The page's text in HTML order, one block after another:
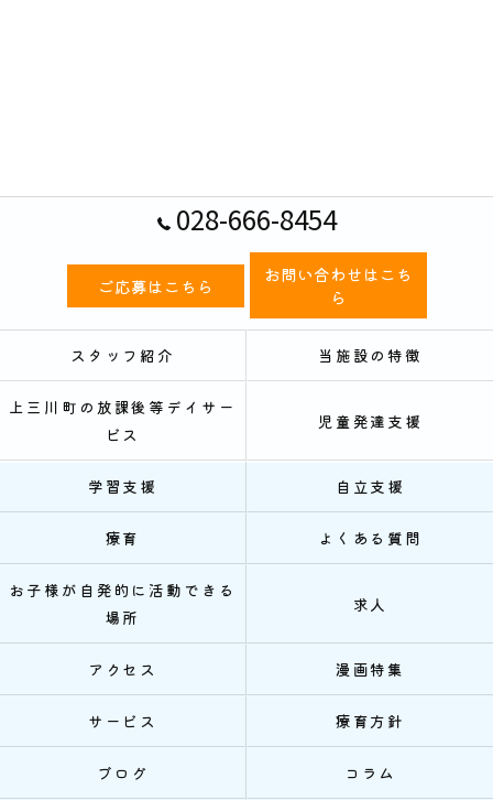
028-666-8454
ご応募はこちら
お問い合わせはこち
ら
スタッフ紹介 当施設の特徴
上三川町の放課後等デイサー
ビス
児童発達支援
学習支援 自立支援
療育 よくある質問
お子様が自発的に活動できる
場所
求人
アクセス 漫画特集
サービス 療育方針
ブログ コラム